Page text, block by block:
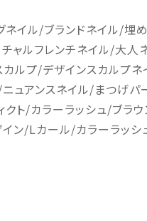
ネイル/ブランドネイル/埋め
ャルフレンチネイル/大人
カルプ/デザインスカルプネ
ニュアンスネイル/まつげパ
クト/カラーラッシュ/ブラウ
ン/Lカール/カラーラッシ